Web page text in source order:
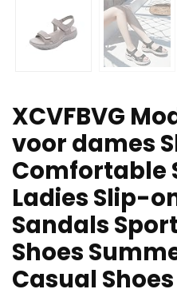
XCVFBVG
voor dames
Comfortable
Ladies Slip-
Sandals
Shoes
Casual Shoes